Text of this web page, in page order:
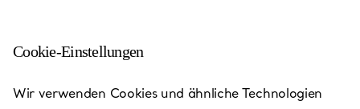
Triumph RC
Cookie-Einstellungen
Wir verwenden Cookies und ähnliche Technologien